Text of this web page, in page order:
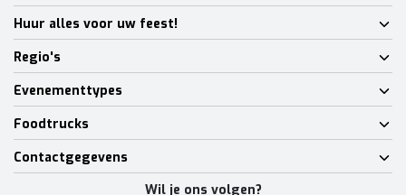
Huur alles voor uw feest!
Regio's
Evenementtypes
Foodtrucks
Contactgegevens
Wil je ons volgen?